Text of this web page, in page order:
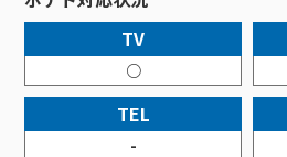
接続・設定⽅法
訪問サポート＆サポートパ
イベントカレンダー
講座のご案内
NHK衛星受信料団体⼀括⽀払
機器⼀覧
Wi-Fiサービス
ポテトホーム防犯カメラ
オプションサービス
インターネットギガシェア
基本料⾦・通話料⾦
オプションサービス
auスマートバリュー
auまとめトーク
ポテトスマートフォントップ
料⾦プラン
機種⼀覧
オプションサービス
でんき
でんきトップ
ポラリンでんき×ポテト
ポテトでんき
暮らしを快適にするサービス
暮らしを快適にするサービ
ポテトライフメール
障害情報
TV
○
TEL
-